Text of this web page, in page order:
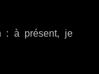
: à présent, je